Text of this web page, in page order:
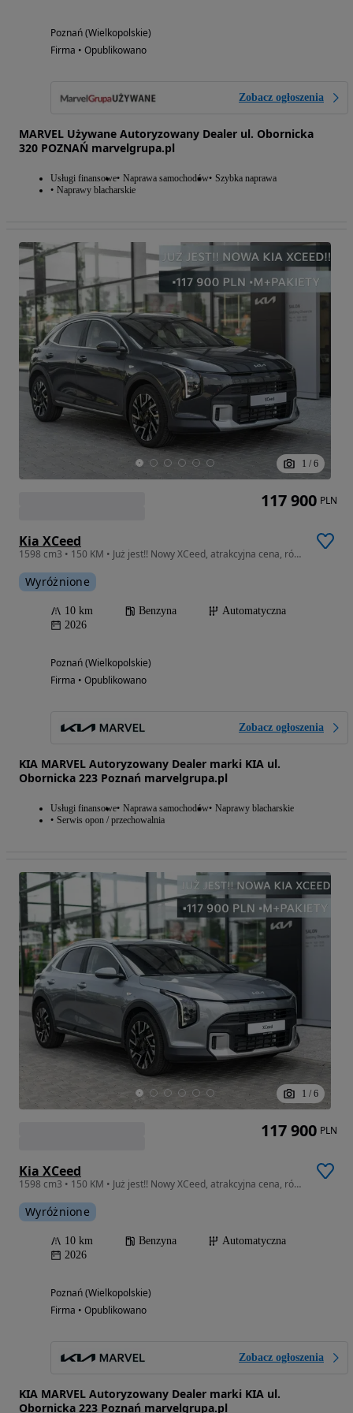
Poznań (Wielkopolskie)
Firma • Opublikowano
Zobacz ogłoszenia
MARVEL Używane Autoryzowany Dealer ul. Obornicka
320 POZNAŃ marvelgrupa.pl
Usługi finansowe Naprawa samochodów Szybka naprawa
Naprawy blacharskie
1 / 6
Kia XCeed
1598 cm3 • 150 KM • Już jest!! Nowy XCeed, atrakcyjna cena, różne kolory, sprawdź!!
Wyróżnione
10 km Benzyna
Automatyczna
2026
Poznań (Wielkopolskie)
Firma • Opublikowano
Zobacz ogłoszenia
KIA MARVEL Autoryzowany Dealer marki KIA ul.
Obornicka 223 Poznań marvelgrupa.pl
Usługi finansowe Naprawa samochodów Naprawy blacharskie
Serwis opon / przechowalnia
117 900 PLN
1 / 6
Kia XCeed
1598 cm3 • 150 KM • Już jest!! Nowy XCeed, atrakcyjna cena, różne kolory, sprawdź!!
Wyróżnione
10 km Benzyna
Automatyczna
2026
Poznań (Wielkopolskie)
Firma • Opublikowano
Zobacz ogłoszenia
KIA MARVEL Autoryzowany Dealer marki KIA ul.
Obornicka 223 Poznań marvelgrupa.pl
117 900 PLN